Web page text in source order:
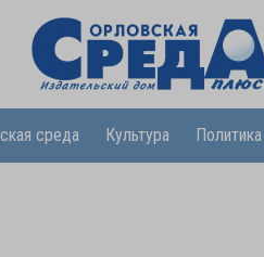
среда Культура Политика